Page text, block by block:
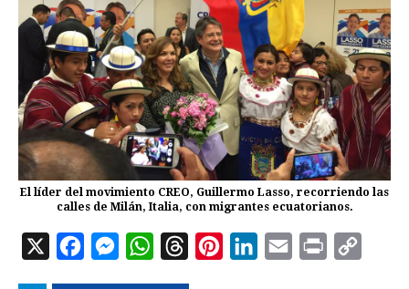
El líder del movimiento CREO, Guillermo Lasso, recorriendo las
calles de Milán, Italia, con migrantes ecuatorianos.
X
M
W